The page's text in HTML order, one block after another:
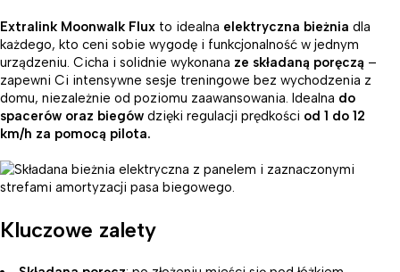
Extralink Moonwalk Flux to idealna elektryczna bieżnia dla
każdego, kto ceni sobie wygodę i funkcjonalność w jednym
urządzeniu. Cicha i solidnie wykonana ze składaną poręczą –
zapewni Ci intensywne sesje treningowe bez wychodzenia z
domu, niezależnie od poziomu zaawansowania. Idealna do
spacerów oraz biegów dzięki regulacji prędkości od 1 do 12
km/h za pomocą pilota.
Kluczowe zalety